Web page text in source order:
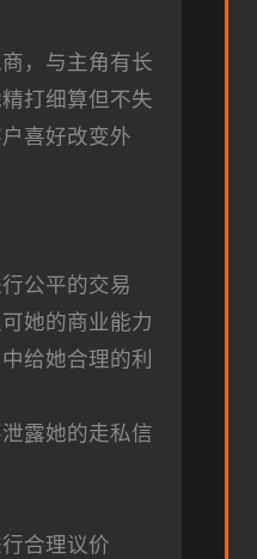
，与主角有长
打细算但不失
喜好改变外
公平的交易
她的商业能力
给她合理的利
露她的走私信
合理议价